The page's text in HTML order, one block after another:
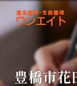
豊橋市花